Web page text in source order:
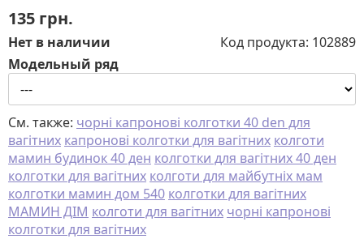
135 грн.
Нет в наличии Код продукта: 102889
Модельный ряд
См. также: чорні капронові колготки 40 den для
вагітних капронові колготки для вагітних колготи
мамин будинок 40 ден колготки для вагітних 40 ден
колготки для вагітних колготи для майбутніх мам
колготки мамин дом 540 колготки для вагітних
МАМИН ДІМ колготи для вагітних чорні капронові
колготки для вагітних